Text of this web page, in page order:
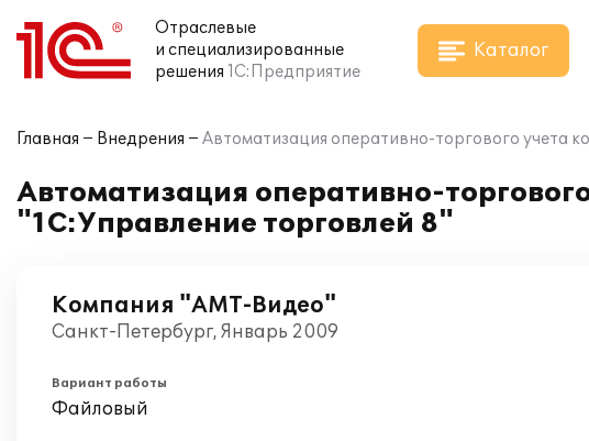
Отраслевые
и специализированные
решения 1С:Предприятие
Каталог
Главная Внедрения Автоматизация оперативно-торгового учета
Автоматизация оперативно-
"1С:Управление торговлей 8"
Компания "АМТ-Видео"
Санкт-Петербург, Январь 2009
Вариант работы
Файловый